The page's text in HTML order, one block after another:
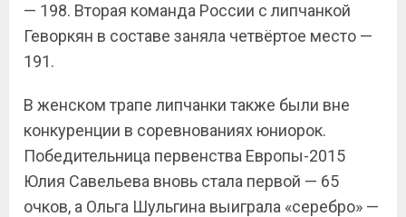
— 198. Вторая команда России с липчанкой
Геворкян в составе заняла четвёртое место —
191.
В женском трапе липчанки также были вне
конкуренции в соревнованиях юниорок.
Победительница первенства Европы-2015
Юлия Савельева вновь стала первой — 65
очков, а Ольга Шульгина выиграла «серебро» —